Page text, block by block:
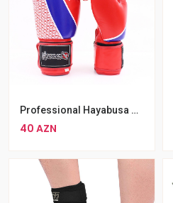
Professional Hayabusa Sport Boks Əlcəyi Qırmızı Rengli MMA Boks Əlcəyi
40 AZN